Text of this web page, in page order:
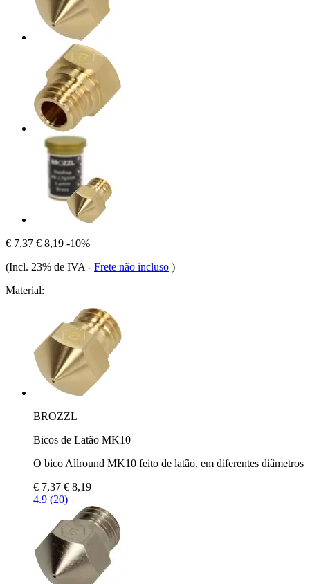
€ 7,37 € 8,19 -10%
(Incl. 23% de IVA - Frete não incluso )
Material:
BROZZL
Bicos de Latão MK10
O bico Allround MK10 feito de latão, em diferentes diâmetros
€ 7,37 € 8,19
4.9 (20)